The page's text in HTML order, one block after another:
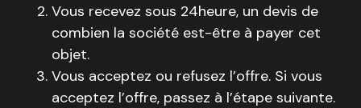
Vous recevez sous 24heure, un devis de
combien la société est-être à payer cet
objet.
Vous acceptez ou refusez l’offre. Si vous
acceptez l’offre, passez à l’étape suivante.